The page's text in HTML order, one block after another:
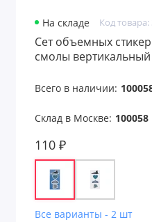
На складе Код товара:
Сет объемных
смолы вертикальный
Всего в наличии:
Склад в Москве: 100058
110 ₽
Все варианты - 2 шт